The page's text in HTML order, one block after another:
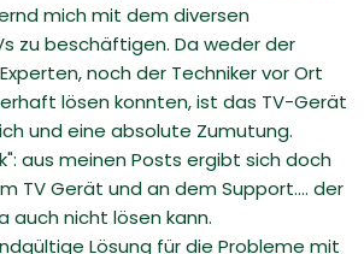
mich mit dem diversen
zu beschäftigen. Da weder der
noch der Techniker vor Ort
lösen konnten, ist das TV-Gerät
und eine absolute Zumutung.
aus meinen Posts ergibt sich doch
TV Gerät und an dem Support.... der
auch nicht lösen kann.
Lösung für die Probleme mit